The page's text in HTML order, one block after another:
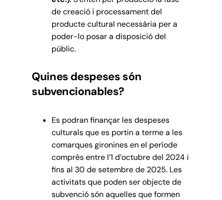
de creació i processament del
producte cultural necessària per a
poder-lo posar a disposició del
públic.
Quines despeses són
subvencionables?
Es podran finançar les despeses
culturals que es portin a terme a les
comarques gironines en el període
comprès entre l’1 d’octubre del 2024 i
fins al 30 de setembre de 2025. Les
activitats que poden ser objecte de
subvenció són aquelles que formen